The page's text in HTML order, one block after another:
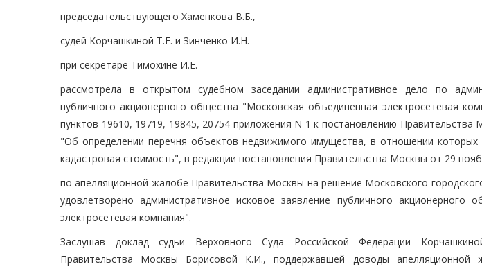
председательствующего Хаменкова В.Б.,
судей Корчашкиной Т.Е. и Зинченко И.Н.
при секретаре Тимохине И.Е.
рассмотрела в открытом судебном заседании административное дело по
публичного акционерного общества "Московская объединенная электросетевая
пунктов 19610, 19719, 19845, 20754 приложения N 1 к постановлению
"Об определении перечня объектов недвижимого имущества, в отношении которых
кадастровая стоимость", в редакции постановления Правительства Москвы от 29
по апелляционной жалобе Правительства Москвы на решение Московского
удовлетворено административное исковое заявление публичного акционерного
электросетевая компания".
Заслушав доклад судьи Верховного Суда Российской Федерации
Правительства Москвы Борисовой К.И., поддержавшей доводы апелляционной